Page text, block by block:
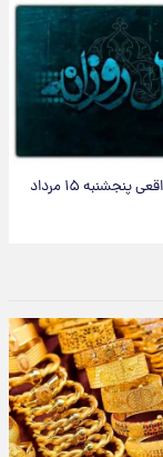
فال روزانه واقعی پنجشنبه ۱۵ مرداد